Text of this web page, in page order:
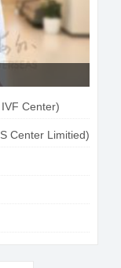
Center)
Center Limitied)